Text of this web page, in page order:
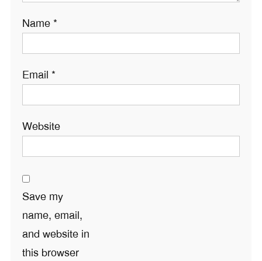
Name *
Email *
Website
Save my
name, email,
and website in
this browser